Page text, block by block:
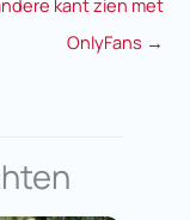
kant zien met
OnlyFans →